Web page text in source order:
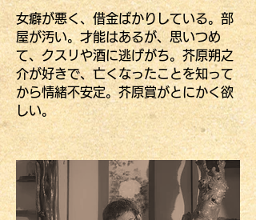
女癖が悪く、借金ばかりしている。部
屋が汚い。才能はあるが、思いつめ
て、クスリや酒に逃げがち。芥原朔之
介が好きで、亡くなったことを知って
から情緒不安定。芥原賞がとにかく欲
しい。